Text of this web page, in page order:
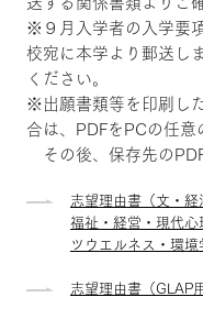
※９月入学者の入学要
校宛に本学より郵送し
ください。
※出願書類等を印刷し
合は、PDFをPCの任意
その後、保存先の
志望理由書（文・
福祉・経営・現代
ツウエルネス・環境
志望理由書（GLAP